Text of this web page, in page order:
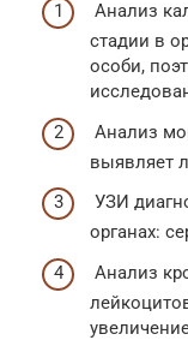
Анализ
стадии в
особи,
Анализ
выявляет
УЗИ
органах:
Анализ